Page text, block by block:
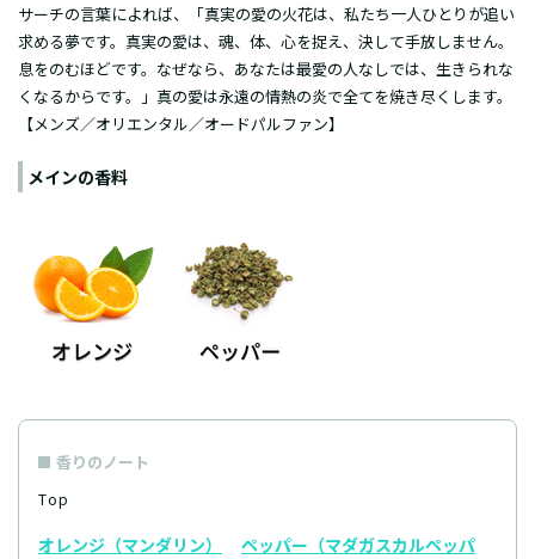
サーチの言葉によれば、「真実の愛の火花は、私たち一人ひとりが追い
求める夢です。真実の愛は、魂、体、心を捉え、決して手放しません。
息をのむほどです。なぜなら、あなたは最愛の人なしでは、生きられな
くなるからです。」真の愛は永遠の情熱の炎で全てを焼き尽くします。
【メンズ／オリエンタル／オードパルファン】
メインの香料
香りのノート
Top
オレンジ（マンダリン）
ペッパー（マダガスカルペッパ